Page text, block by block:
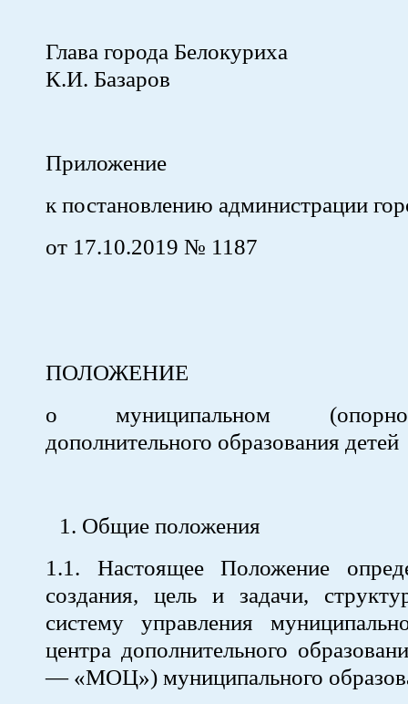
Глава города
К.И. Базаров
Приложение
к постановлению администрации
от 17.10.2019 № 1187
ПОЛОЖЕНИЕ
о муниципальном
дополнительного образования детей
Общие положения
1.1. Настоящее Положение
создания, цель и задачи,
систему управления
центра дополнительного
— «МОЦ») муниципального